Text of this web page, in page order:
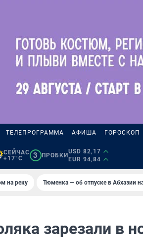
ТЕЛЕПРОГРАММА АФИША ГОРОСКОП
СЕЙЧАС
+17°C
3 ПРОБКИ
USD 82,17
EUR 94,84
на реку Тюменка — об отпуске в Абхазии
зарезали в